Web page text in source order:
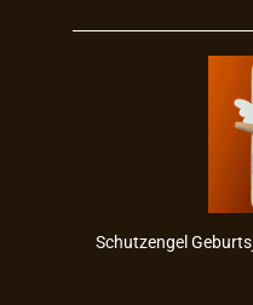
Schutz­en­gel